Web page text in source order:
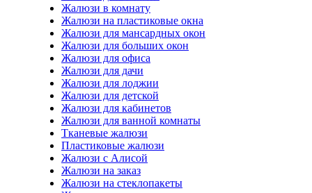
Жалюзи в комнату
Жалюзи на пластиковые окна
Жалюзи для мансардных окон
Жалюзи для больших окон
Жалюзи для офиса
Жалюзи для дачи
Жалюзи для лоджии
Жалюзи для детской
Жалюзи для кабинетов
Жалюзи для ванной комнаты
Тканевые жалюзи
Пластиковые жалюзи
Жалюзи с Алисой
Жалюзи на заказ
Жалюзи на стеклопакеты